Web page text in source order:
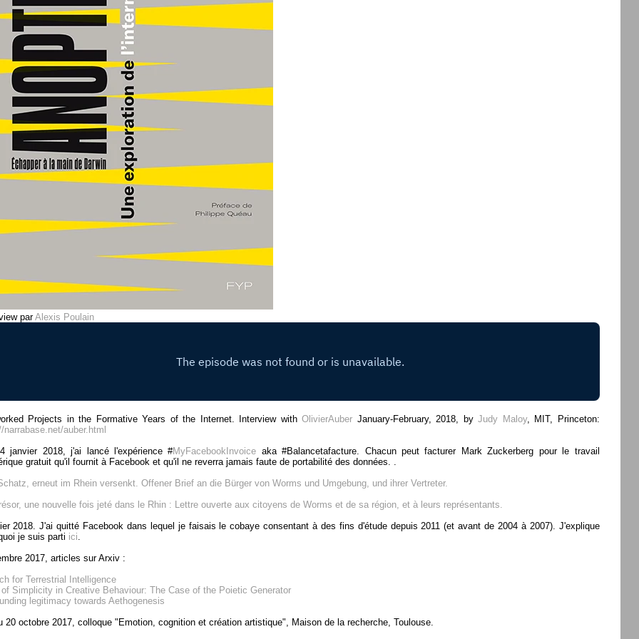
parAlexis Poulain
Projects in the Formative Years of the Internet. Interview with OlivierAuber January-February, 2018, by Judy Maloy, MIT, Princeton:
narrabase.net/auber.html
janvier 2018, j'ai lancé l'expérience #MyFacebookInvoice aka #Balancetafacture. Chacun peut facturer Mark Zuckerberg pour le travail
gratuit qu'il fournit à Facebook et qu'il ne reverra jamais faute de portabilité des données. .
erneut im Rhein versenkt. Offener Brief an die Bürger von Worms und Umgebung, und ihrer Vertreter.
une nouvelle fois jeté dans le Rhin : Lettre ouverte aux citoyens de Worms et de sa région, et à leurs représentants.
2018. J'ai quitté Facebook dans lequel je faisais le cobaye consentant à des fins d'étude depuis 2011 (et avant de 2004 à 2007). J'explique
je suis parti ici.
2017, articles sur Arxiv :
for Terrestrial Intelligence
Simplicity in Creative Behaviour: The Case of the Poietic Generator
legitimacy towards Aethogenesis
20 octobre 2017, colloque "Emotion, cognition et création artistique", Maison de la recherche, Toulouse.